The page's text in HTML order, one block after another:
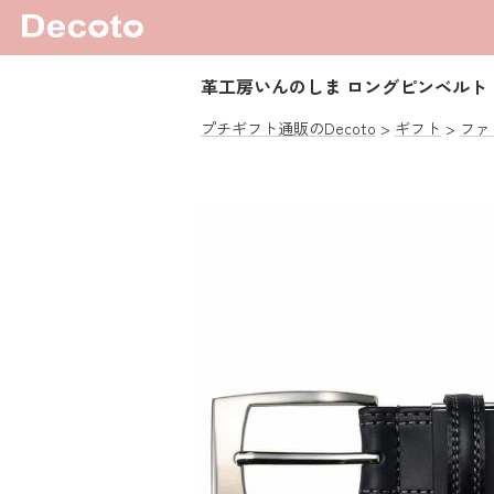
革工房いんのしま ロングピンベルト
プチギフト通販のDecoto ギフト フ